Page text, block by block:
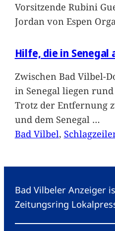
Vorsitzende Rubini
Jordan von Espen
Hilfe, die in Senegal
Zwischen Bad Vilbel-
in Senegal liegen
Trotz der Entfernung
und dem Senegal …
Bad Vilbel,
Bad Vilbeler Anzeiger
Zeitungsring